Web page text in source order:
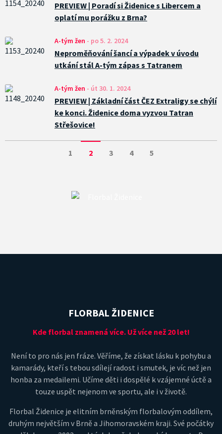
PREVIEW | Poradí si Židenice s Libercem a
oplatí mu porážku z Brna?
A-tým žen - po 5. 2. 2024
Neproměňování šancí a výpadek v úvodu
utkání stál A-tým zápas s Tatranem
A-tým žen - út 30. 1. 2024
PREVIEW | Základní část ČEZ Extraligy se chýlí
ke konci. Židenice doma vyzvou Tatran
Střešovice!
1 2 3 4 5
FLORBAL ŽIDENICE
Kde florbal znamená více. Už více než 20 let!
Není to pro nás jen fráze. Věříme, že získat lásku k pohybu a
kamarády, kteří s tebou sdílejí radost i smutek, je víc než jen
honba za medailemi. Učíme děti i dospělé k vzájemné úctě a
touze uspět nejenom ve sportu, ale i v životě.
Florbal Židenice je elitním brněnským florbalovým oddílem,
druhým největším v Brně a Jihomoravském kraji. Své počátky